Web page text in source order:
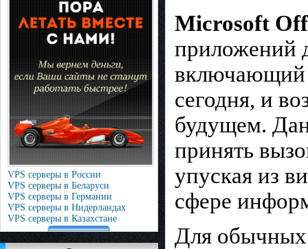
VPS серверы в России
VPS серверы в Беларуси
VPS серверы в Германии
VPS серверы в Нидерландах
VPS серверы в Казахстане
Microsoft
приложений
включающий
сегодня, и
будущем.
принять
упуская из
сфере
Для обычных